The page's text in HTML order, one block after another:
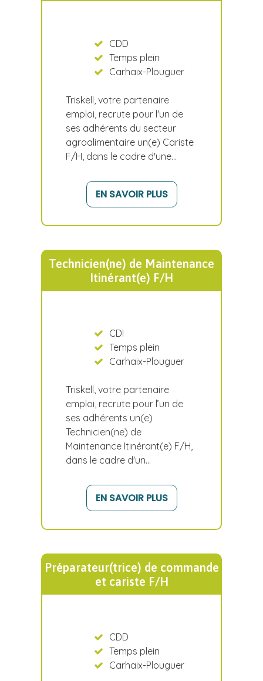
CDD
Temps plein
Carhaix-Plouguer
Triskell, votre partenaire
emploi, recrute pour l'un de
ses adhérents du secteur
agroalimentaire un(e) Cariste
F/H, dans le cadre d'une…
EN SAVOIR PLUS
Technicien(ne) de Maintenance
Itinérant(e) F/H
CDI
Temps plein
Carhaix-Plouguer
Triskell, votre partenaire
emploi, recrute pour l’un de
ses adhérents un(e)
Technicien(ne) de
Maintenance Itinérant(e) F/H,
dans le cadre d'un…
EN SAVOIR PLUS
Préparateur(trice) de commande
et cariste F/H
CDD
Temps plein
Carhaix-Plouguer